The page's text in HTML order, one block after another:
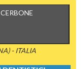
- ITALIA